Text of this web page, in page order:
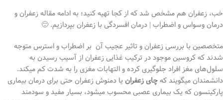
خب، زعفران هم مشخص شد که از کجا تهیه کنید؛ به ادامه مقاله زعفران و
درمان وسواس و اضطراب | درمان افسردگی با زعفران بپردازیم. 🙂
متخصصین با بررسی زعفران و تاثیر عجیب آن بر اضطراب و استرس متوجه
شدند که کروسین موجود در ترکیب غذایی زعفران از آسیب رسیدن به
سلول‌های مغز افراد جلوگیری کرده و التهابات مغزی را به شدت کم میکند.
دانشمندان میگویند که چای زعفران یا دمنوش زعفران حتی برای درمان بیماری
پارکینسون که یک بیماری عصبی محسوب میشود، بسیار مفید و سودمند